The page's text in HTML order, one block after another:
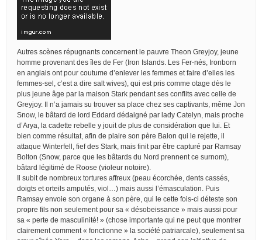
Autres scènes répugnants concernent le pauvre Theon Greyjoy, jeune
homme provenant des îles de Fer (Iron Islands. Les Fer-nés, Ironborn
en anglais ont pour coutume d’enlever les femmes et faire d’elles les
femmes-sel, c’est a dire salt wives), qui est pris comme otage dès le
plus jeune âge par la maison Stark pendant ses conflits avec celle de
Greyjoy. Il n’a jamais su trouver sa place chez ses captivants, même Jon
Snow, le bâtard de lord Eddard dédaigné par lady Catelyn, mais proche
d’Arya, la cadette rebelle y jouit de plus de considération que lui. Et
bien comme résultat, afin de plaire son père Balon qui le rejette, il
attaque Winterfell, fief des Stark, mais finit par être capturé par Ramsay
Bolton (Snow, parce que les bâtards du Nord prennent ce surnom),
bâtard légitimé de Roose (violeur notoire).
Il subit de nombreux tortures affreux (peau écorchée, dents cassés,
doigts et orteils amputés, viol…) mais aussi l’émasculation. Puis
Ramsay envoie son organe à son père, qui le cette fois-ci déteste son
propre fils non seulement pour sa « désobeissance » mais aussi pour
sa « perte de masculinité! » (chose importante qui ne peut que montrer
clairement comment « fonctionne » la société patriarcale), seulement sa